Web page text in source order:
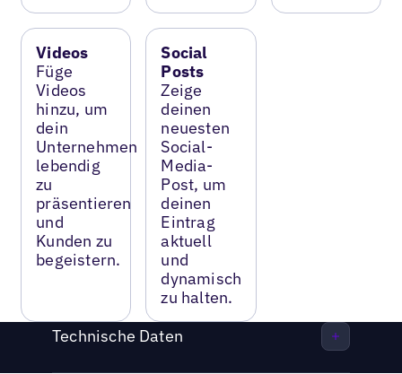
Videos
Füge
Videos
hinzu, um
dein
Unternehmen
lebendig
zu
präsentieren
und
Kunden zu
begeistern.
Social
Posts
Zeige
deinen
neuesten
Social-
Media-
Post, um
deinen
Eintrag
aktuell
und
dynamisch
zu halten.
Technische Daten